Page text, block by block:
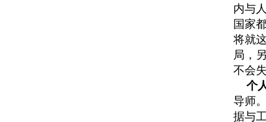
内与
国家
将就
局，
不会
个
导师
据与